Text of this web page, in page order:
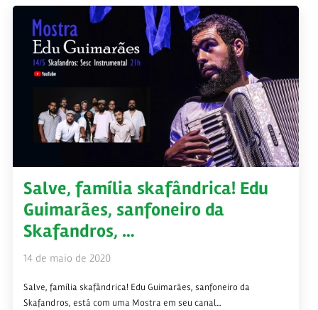
Salve, família skafândrica! Edu
Guimarães, sanfoneiro da
Skafandros, …
14 de maio de 2020
Salve, família skafândrica! Edu Guimarães, sanfoneiro da
Skafandros, está com uma Mostra em seu canal...